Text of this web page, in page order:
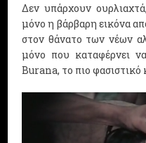
Δεν υπάρχουν
μόνο η βάρβαρη εικόνα
στον θάνατο των νέων
μόνο που καταφέρνει
Burana, το πιο φασιστικό